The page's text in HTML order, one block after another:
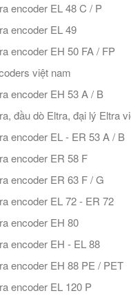
encoder EL 48 C / P
encoder EL 49
encoder EH 50 FA / FP
việt nam
encoder EH 53 A / B
đầu dò Eltra, đại lý Eltra
encoder EL - ER 53 A / B
encoder ER 58 F
encoder ER 63 F / G
encoder EL 72 - ER 72
encoder EH 80
encoder EH - EL 88
encoder EH 88 PE / PET
encoder EL 120 P